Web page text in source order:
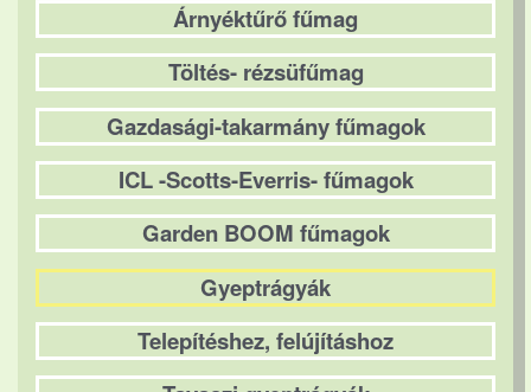
Árnyéktűrő fűmag
Töltés- rézsüfűmag
Gazdasági-takarmány fűmagok
ICL -Scotts-Everris- fűmagok
Garden BOOM fűmagok
Gyeptrágyák
Telepítéshez, felújításhoz